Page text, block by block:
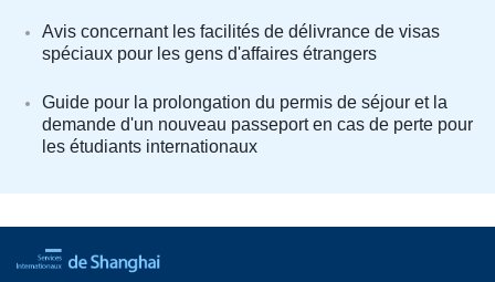
Avis concernant les facilités de délivrance de visas
spéciaux pour les gens d'affaires étrangers
Guide pour la prolongation du permis de séjour et la
demande d'un nouveau passeport en cas de perte pour
les étudiants internationaux